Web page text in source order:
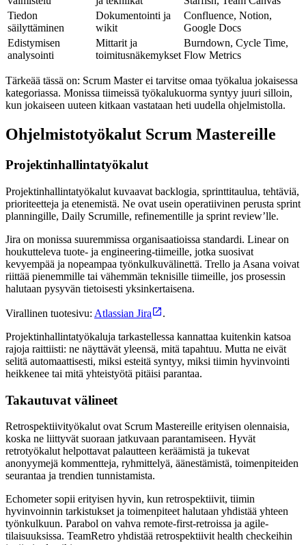
Tiedon
säilyttäminen
Dokumentointi ja
wikit
Confluence, Notion,
Google Docs
Edistymisen
analysointi
Mittarit ja
toimitusnäkemykset
Burndown, Cycle Time,
Flow Metrics
Tärkeää tässä on: Scrum Master ei tarvitse omaa työkalua jokaisessa
kategoriassa. Monissa tiimeissä työkalukuorma syntyy juuri silloin,
kun jokaiseen uuteen kitkaan vastataan heti uudella ohjelmistolla.
Ohjelmistotyökalut Scrum Mastereille
Projektinhallintatyökalut
Projektinhallintatyökalut kuvaavat backlogia, sprinttitaulua, tehtäviä,
prioriteetteja ja etenemistä. Ne ovat usein operatiivinen perusta sprint
planningille, Daily Scrumille, refinementille ja sprint review’lle.
Jira on monissa suuremmissa organisaatioissa standardi. Linear on
houkutteleva tuote- ja engineering-tiimeille, jotka suosivat
kevyempää ja nopeampaa työnkulkuvälinettä. Trello ja Asana voivat
riittää pienemmille tai vähemmän teknisille tiimeille, jos prosessin
halutaan pysyvän tietoisesti yksinkertaisena.
Virallinen tuotesivu: Atlassian Jira
.
Projektinhallintatyökaluja tarkastellessa kannattaa kuitenkin katsoa
rajoja raittiisti: ne näyttävät yleensä, mitä tapahtuu. Mutta ne eivät
selitä automaattisesti, miksi esteitä syntyy, miksi tiimin hyvinvointi
heikkenee tai mitä yhteistyötä pitäisi parantaa.
Takautuvat välineet
Retrospektiivityökalut ovat Scrum Mastereille erityisen olennaisia,
koska ne liittyvät suoraan jatkuvaan parantamiseen. Hyvät
retrotyökalut helpottavat palautteen keräämistä ja tukevat
anonyymejä kommentteja, ryhmittelyä, äänestämistä, toimenpiteiden
seurantaa ja trendien tunnistamista.
Echometer sopii erityisen hyvin, kun retrospektiivit, tiimin
hyvinvoinnin tarkistukset ja toimenpiteet halutaan yhdistää yhteen
työnkulkuun. Parabol on vahva remote-first-retroissa ja agile-
tilaisuuksissa. TeamRetro yhdistää retrospektiivit health checkeihin